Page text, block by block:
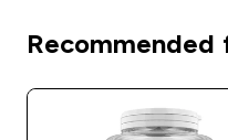
Recommended